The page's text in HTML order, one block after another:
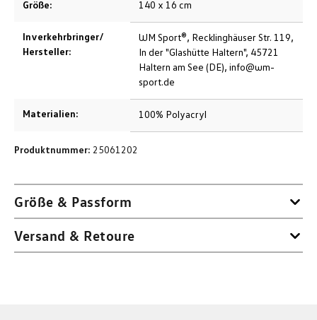
Größe: 140 x 16 cm
Inverkehrbringer/
Hersteller:
WM Sport®, Recklinghäuser Str. 119,
In der "Glashütte Haltern", 45721
Haltern am See (DE), info@wm-
sport.de
Materialien: 100% Polyacryl
Produktnummer: 25061202
Größe & Passform
Versand & Retoure